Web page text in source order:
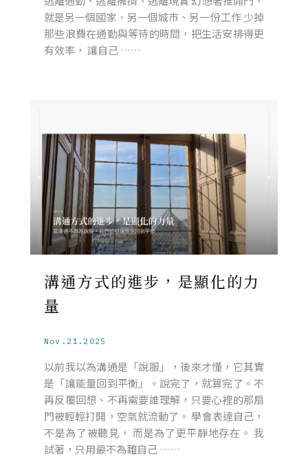
就是另一個國家、另一個城市、另一份工作 少掉
那些浪費在通勤與等待的時間，把生活安排得更
有效率， 讓自己 ……
溝通方式的進步，是顯化的力
量
Nov.21.2025
以前我以為溝通是「說服」，後來才懂，它其實
是「讓能量回到平衡」。說完了，就算完了。不
再反覆回想、不再需要誰理解，只要心裡的那扇
門被輕輕打開，空氣就流動了。 學會表達自己，
不是為了被聽見， 而是為了更平靜地存在。 我
試著，只用最不為難自己 ……